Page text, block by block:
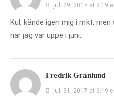
juli 29, 2017 at 3:19 e
Kul, kände igen mig i mkt,
när jag var uppe i juni..
Fredrik Granlund
juli 31, 2017 at 6:19 e